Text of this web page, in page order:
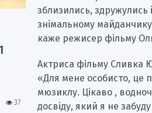
зблизились, здружулись
знімальному
каже режисер фільму
Актриса фільму Сливка
«Для мене особисто, це
мюзиклу. Цікаво ,
досвіду, який я не
37